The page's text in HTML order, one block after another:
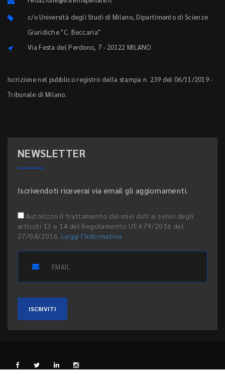
c/o Università degli Studi di Milano, Dipartimento di Scienze
Giuridiche "C. Beccaria"
Via Festa del Perdono, 7 - 20122 MILANO
Iscrizione nel pubblico registro della stampa n. 239 del 06/11/2019 -
Tribunale di Milano.
NEWSLETTER
Iscrivendoti riceverai via email gli aggiornamenti.
Autorizzo il trattamento dei miei dati ai sensi degli
articoli 13 e 14 del Regolamento UE 679/2016 del
27/04/2016. Leggi l'informativa
ISCRIVITI